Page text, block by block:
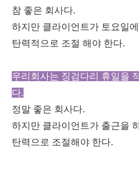
참 좋은 회사다.
하지만 클라이언트가 토요일
탄력적으로 조절 해야 한다.
우리회사는 징검다리 휴일을
다.
정말 좋은 회사다.
하지만 클라이언트가 출근을
탄력으로 조절해야 한다.